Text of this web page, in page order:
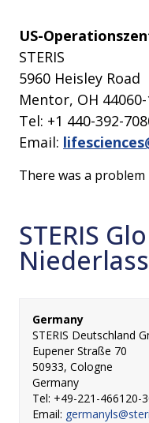
US-
STERIS
5960 Heisley Road
Mentor, OH 44060-
Tel: +1 440-392-
Email:
There was a
STERIS
Germany
STERIS Deutschland
Eupener Straße 70
50933, Cologne
Germany
Tel: +49-221-466120-
Email: